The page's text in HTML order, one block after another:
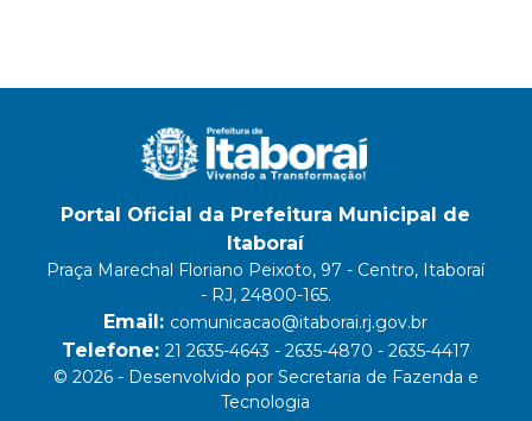
Portal Oficial da Prefeitura Municipal de
Itaboraí
Praça Marechal Floriano Peixoto, 97 - Centro, Itaboraí
- RJ, 24800-165.
Email: comunicacao@itaborai.rj.gov.br
Telefone: 21 2635-4643 - 2635-4870 - 2635-4417
© 2026 - Desenvolvido por Secretaria de Fazenda e
Tecnologia